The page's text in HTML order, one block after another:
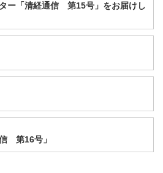
「清経通信 第15号」をお届けし
第16号」